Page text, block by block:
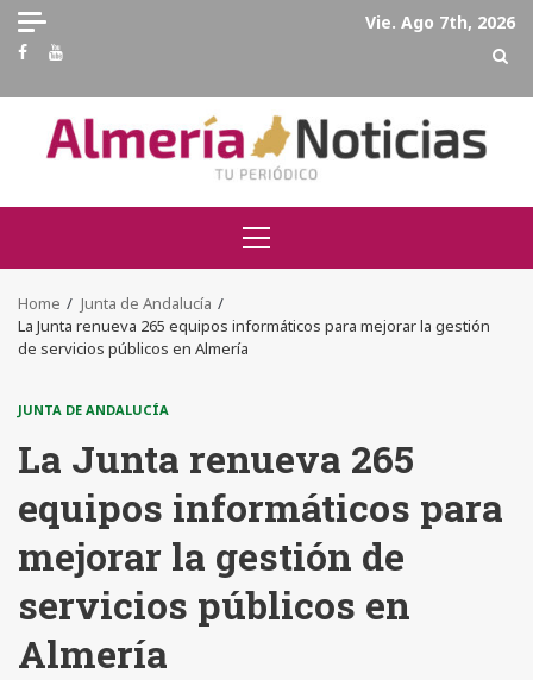
Skip
content
Vie. Ago 7th, 2026
Facebook
Youtube
Primary
Menu
Home
Junta de Andalucía
La Junta renueva 265 equipos informáticos para mejorar la gestión
de servicios públicos en Almería
JUNTA DE ANDALUCÍA
La Junta renueva 265
equipos informáticos para
mejorar la gestión de
servicios públicos en
Almería